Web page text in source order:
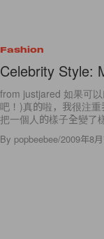
Fashion
Celebrity Style:
from justjared 如果可
吧！)真的啦，我很注
把一個人的樣子全變了
By popbeebee/2009年8